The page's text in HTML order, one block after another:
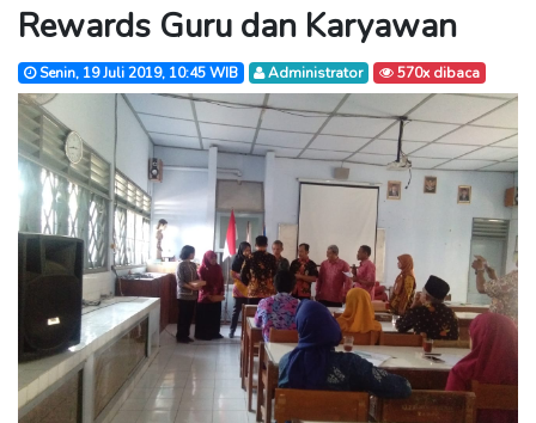
Rewards Guru dan Karyawan
Senin, 19 Juli 2019, 10:45 WIB Administrator 570x dibaca